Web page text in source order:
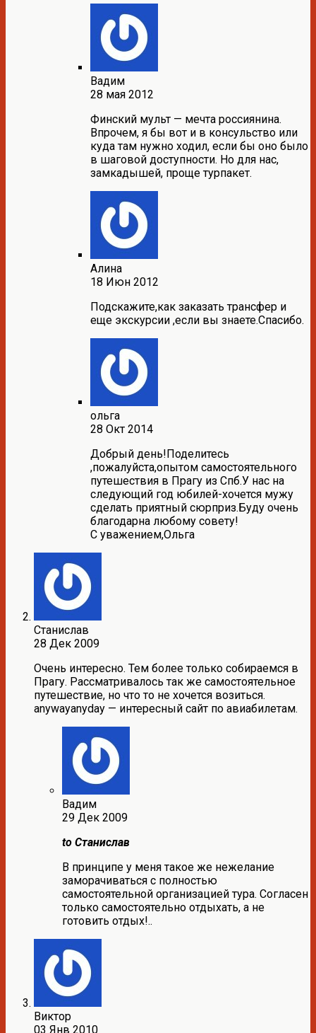
Вадим
28 мая 2012
Финский мульт — мечта россиянина.
Впрочем, я бы вот и в консульство или
куда там нужно ходил, если бы оно было
в шаговой доступности. Но для нас,
замкадышей, проще турпакет.
Алина
18 Июн 2012
Подскажите,как заказать трансфер и
еще экскурсии ,если вы знаете.Спасибо.
ольга
28 Окт 2014
Добрый день!Поделитесь
,пожалуйста,опытом самостоятельного
путешествия в Прагу из Спб.У нас на
следующий год юбилей-хочется мужу
сделать приятный сюрприз.Буду очень
благодарна любому совету!
С уважением,Ольга
Станислав
28 Дек 2009
Очень интересно. Тем более только собираемся в
Прагу. Рассматривалось так же самостоятельное
путешествие, но что то не хочется возиться.
anywayanyday — интересный сайт по авиабилетам.
Вадим
29 Дек 2009
to Станислав
В принципе у меня такое же нежелание
заморачиваться с полностью
самостоятельной организацией тура. Согласен
только самостоятельно отдыхать, а не
готовить отдых!..
Виктор
03 Янв 2010